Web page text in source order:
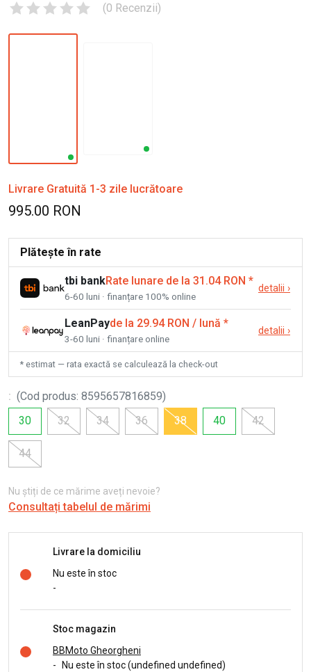
(0 Recenzii)
Livrare Gratuită 1-3 zile lucrătoare
995.00 RON
Plătește în rate
tbi bankRate lunare de la 31.04 RON *
6-60 luni · finanțare 100% online
detalii ›
LeanPayde la 29.94 RON / lună *
3-60 luni · finanțare online
detalii ›
* estimat — rata exactă se calculează la check-out
: (Cod produs: 8595657816859)
30
32 34 36 38 40 42
44
Nu știți de ce mărime aveți nevoie?
Consultați tabelul de mărimi
Livrare la domiciliu
Nu este în stoc
-
Stoc magazin
BBMoto Gheorgheni
- Nu este în stoc (undefined undefined)